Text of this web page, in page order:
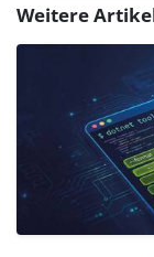
Weitere